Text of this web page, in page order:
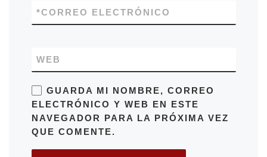
CORREO ELECTRÓNICO
*
WEB
GUARDA MI NOMBRE, CORREO
ELECTRÓNICO Y WEB EN ESTE
NAVEGADOR PARA LA PRÓXIMA VEZ
QUE COMENTE.